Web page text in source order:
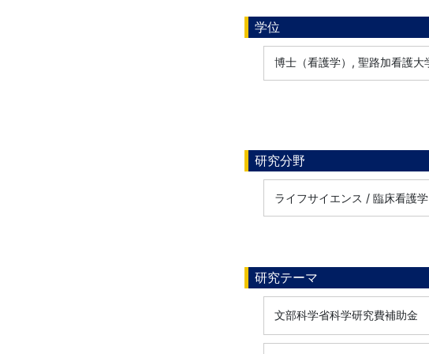
学位
博士（看護学）, 聖路加看護大
研究分野
ライフサイエンス / 臨床看護
研究テーマ
文部科学省科学研究費補助金